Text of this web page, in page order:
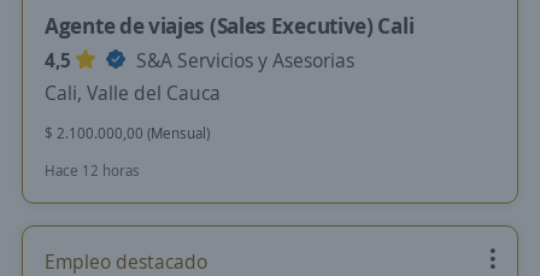
Agente de viajes (Sales Executive) Cali
4,5
S&A Servicios y Asesorias
Cali, Valle del Cauca
$ 2.100.000,00 (Mensual)
Hace 12 horas
Empleo destacado